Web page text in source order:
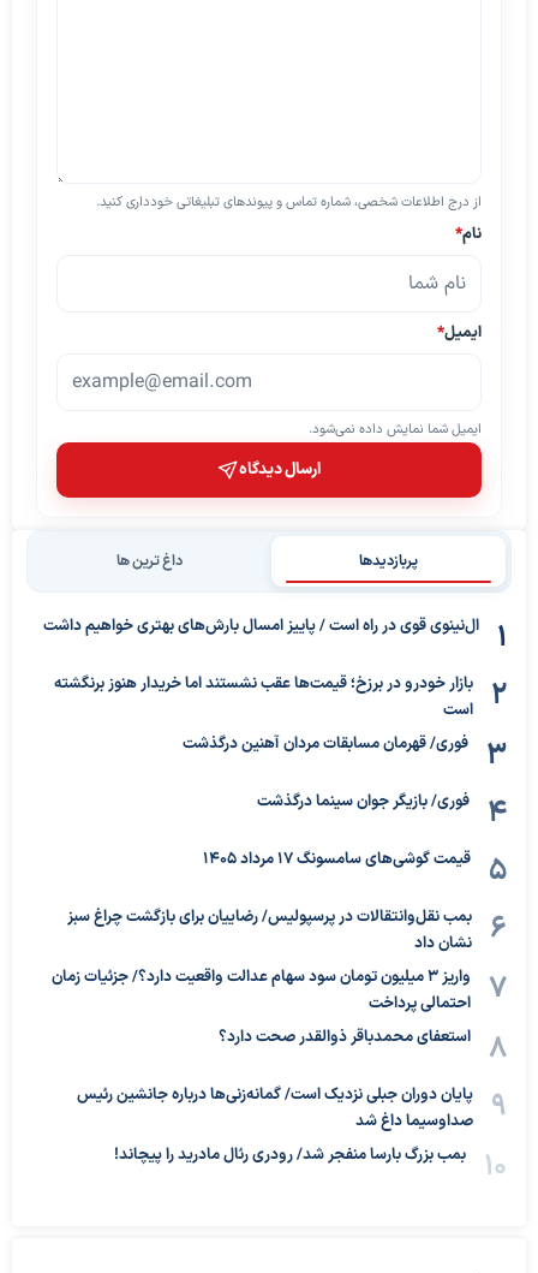
از درج اطلاعات شخصی، شماره تماس و پیوندهای تبلیغاتی خودداری کنید.
نام*
ایمیل*
ایمیل شما نمایش داده نمی‌شود.
ارسال دیدگاه
پربازدیدها داغ ترین ها
ال‌نینوی قوی در راه است / پاییز امسال بارش‌های بهتری خواهیم داشت
بازار خودرو در برزخ؛ قیمت‌ها عقب نشستند اما خریدار هنوز برنگشته
است
فوری/ قهرمان مسابقات مردان آهنین درگذشت
فوری/ بازیگر جوان سینما درگذشت
قیمت گوشی‌های سامسونگ 17 مرداد 1405
بمب نقل‌وانتقالات در پرسپولیس/ رضاییان برای بازگشت چراغ سبز
نشان داد
واریز ۳ میلیون تومان سود سهام عدالت واقعیت دارد؟/ جزئیات زمان
احتمالی پرداخت
استعفای محمدباقر ذوالقدر صحت دارد؟
پایان دوران جبلی نزدیک است/ گمانه‌زنی‌ها درباره جانشین رئیس
صداوسیما داغ شد
بمب بزرگ بارسا منفجر شد/ رودری رئال مادرید را پیچاند!